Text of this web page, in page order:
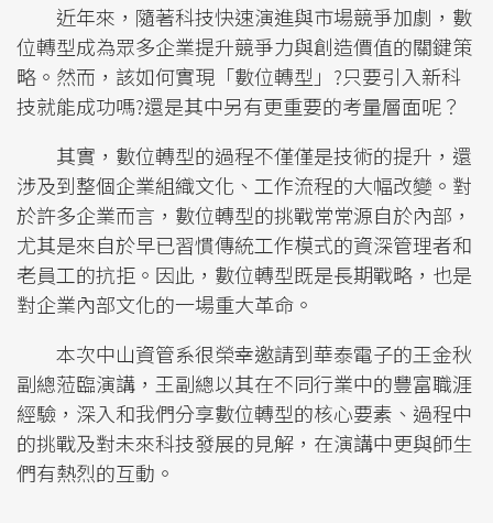
近年來，隨著科技快速演進與市場競爭加劇，數
位轉型成為眾多企業提升競爭力與創造價值的關鍵策
略。然而，該如何實現「數位轉型」?只要引入新科
技就能成功嗎?還是其中另有更重要的考量層面呢？
其實，數位轉型的過程不僅僅是技術的提升，還
涉及到整個企業組織文化、工作流程的大幅改變。對
於許多企業而言，數位轉型的挑戰常常源自於內部，
尤其是來自於早已習慣傳統工作模式的資深管理者和
老員工的抗拒。因此，數位轉型既是長期戰略，也是
對企業內部文化的一場重大革命。
本次中山資管系很榮幸邀請到華泰電子的王金秋
副總蒞臨演講，王副總以其在不同行業中的豐富職涯
經驗，深入和我們分享數位轉型的核心要素、過程中
的挑戰及對未來科技發展的見解，在演講中更與師生
們有熱烈的互動。